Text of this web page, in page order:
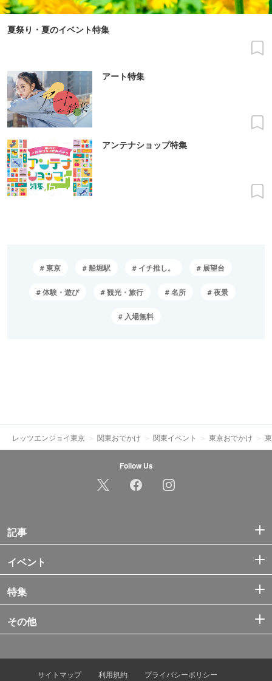
夏祭り・夏のイベント特集
アート特集
アンテナショップ特集
東京 船堀駅 イチ推し。 展望台
体験・遊び 観光・旅行 名所 夜景
入場無料
レッツエンジョイ東京 関東おでかけ 関東イベント 東京おでかけ
Follow Us
記事
イベント
特集
その他
サイトマップ 利用規約 プライバシーポリシー